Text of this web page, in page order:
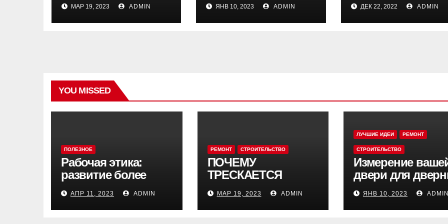
ПЛИТКА?
МАР 19, 2023 ADMIN ЯНВ 10, 2023 ADMIN ДЕК 22, 2022 ADMIN
YOU MISSED
ПОЛЕЗНОЕ
Рабочая этика:
развитие более
сильной этики на
работе
АПР 11, 2023 ADMIN
РЕМОНТ СТРОИТЕЛЬСТВО
ПОЧЕМУ
ТРЕСКАЕТСЯ
ТРОТУАРНАЯ
ПЛИТКА?
МАР 19, 2023 ADMIN
ЛУЧШИЕ ИДЕИ РЕМОНТ
СТРОИТЕЛЬСТВО
Измерение
двери для
ручек:
ЯНВ 10, 2023